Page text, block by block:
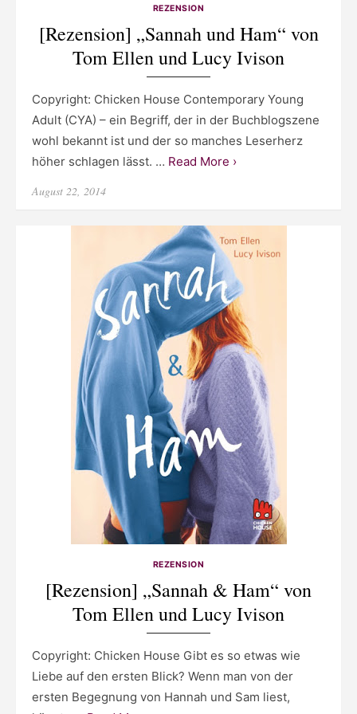
REZENSION
[Rezension] „Sannah und Ham“ von
Tom Ellen und Lucy Ivison
Copyright: Chicken House Contemporary Young
Adult (CYA) – ein Begriff, der in der Buchblogszene
wohl bekannt ist und der so manches Leserherz
höher schlagen lässt. … Read More ›
Posted
August 22, 2014
REZENSION
[Rezension] „Sannah & Ham“ von
Tom Ellen und Lucy Ivison
Copyright: Chicken House Gibt es so etwas wie
Liebe auf den ersten Blick? Wenn man von der
ersten Begegnung von Hannah und Sam liest,